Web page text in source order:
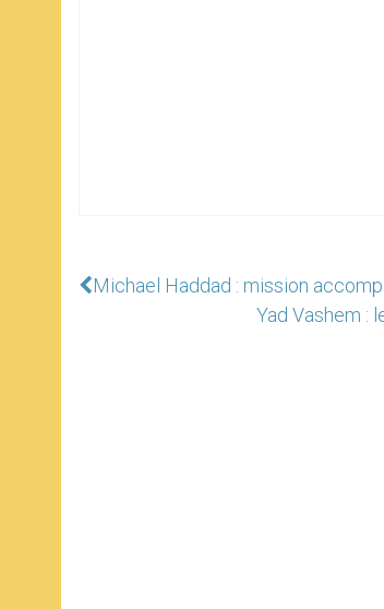
Michael Haddad : mission
Yad Vashem :